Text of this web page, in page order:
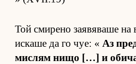
Той сми­рено за­я­вя­ваше на
ис­каше да го чуе: « Аз
мис­лям нищо […] и